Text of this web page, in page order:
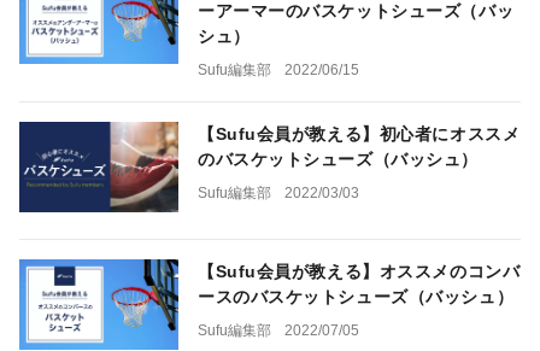
ーアーマーのバスケットシューズ（バッ
シュ）
Sufu編集部 2022/06/15
【Sufu会員が教える】初心者にオススメ
のバスケットシューズ（バッシュ）
Sufu編集部 2022/03/03
【Sufu会員が教える】オススメのコンバ
ースのバスケットシューズ（バッシュ）
Sufu編集部 2022/07/05